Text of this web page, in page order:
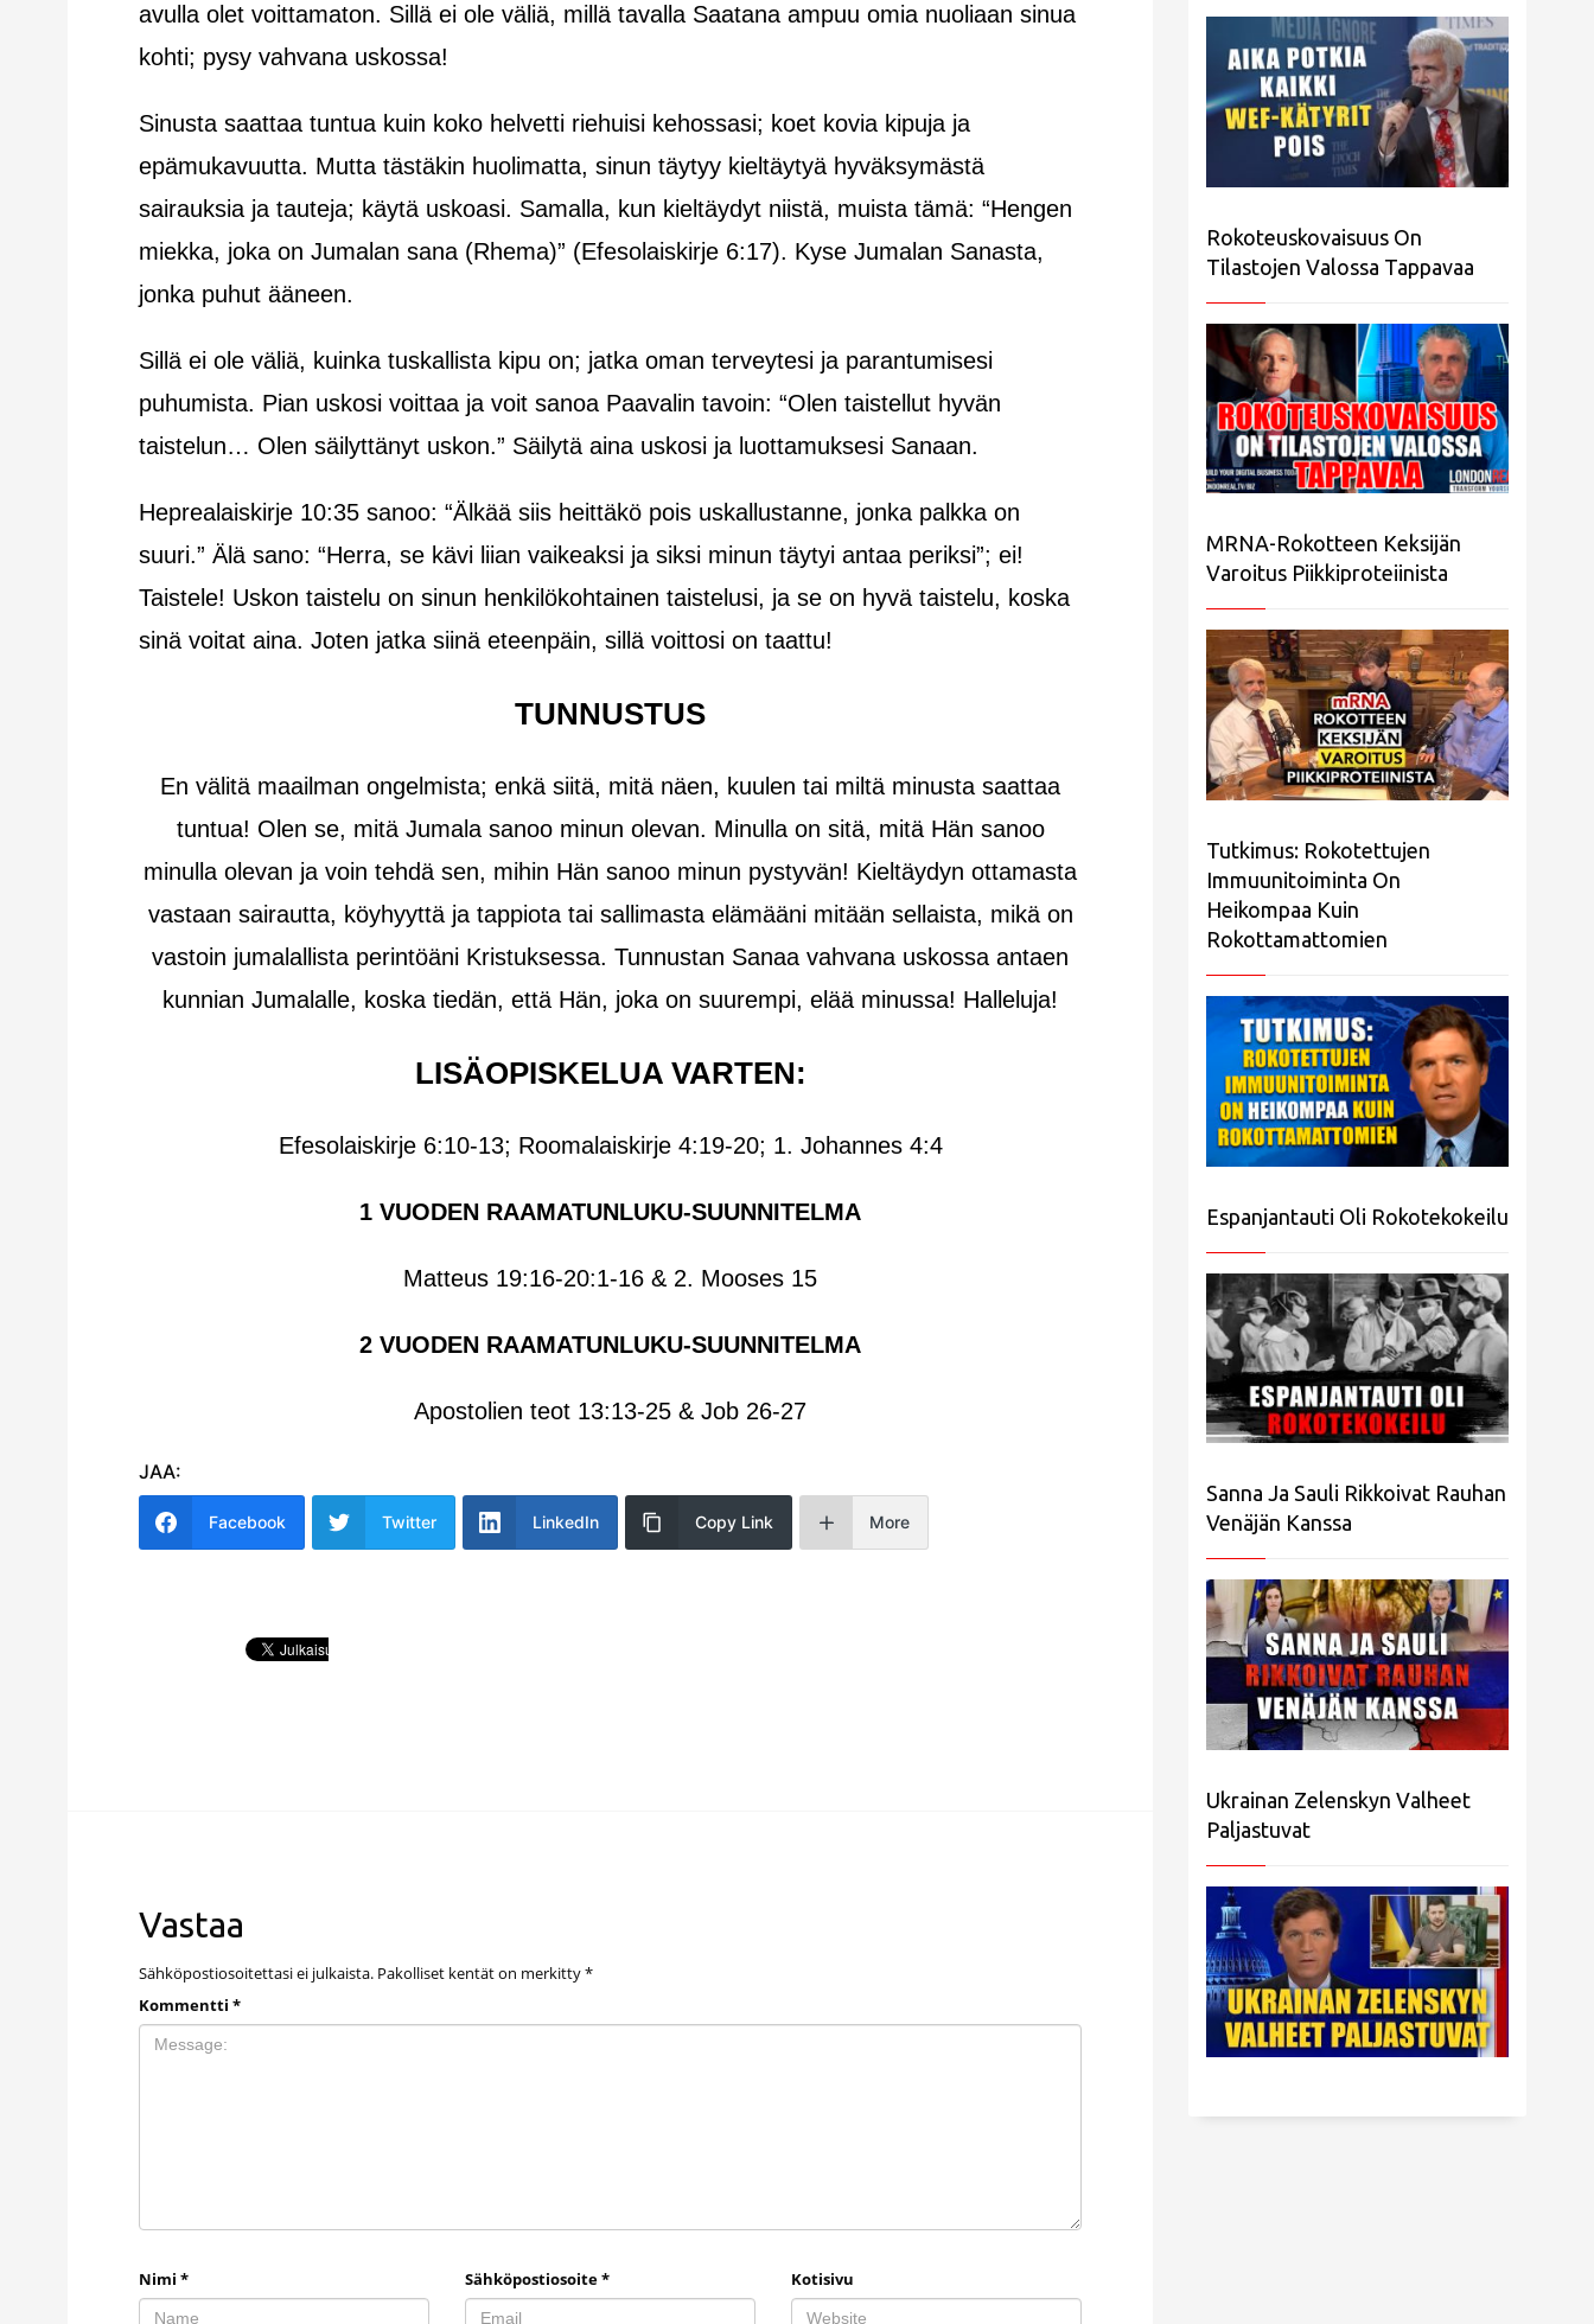
avulla olet voittamaton. Sillä ei ole väliä, millä tavalla Saatana ampuu omia nuoliaan sinua
kohti; pysy vahvana uskossa!
Sinusta saattaa tuntua kuin koko helvetti riehuisi kehossasi; koet kovia kipuja ja
epämukavuutta. Mutta tästäkin huolimatta, sinun täytyy kieltäytyä hyväksymästä
sairauksia ja tauteja; käytä uskoasi. Samalla, kun kieltäydyt niistä, muista tämä: “Hengen
miekka, joka on Jumalan sana (Rhema)” (Efesolaiskirje 6:17). Kyse Jumalan Sanasta,
jonka puhut ääneen.
Sillä ei ole väliä, kuinka tuskallista kipu on; jatka oman terveytesi ja parantumisesi
puhumista. Pian uskosi voittaa ja voit sanoa Paavalin tavoin: “Olen taistellut hyvän
taistelun… Olen säilyttänyt uskon.” Säilytä aina uskosi ja luottamuksesi Sanaan.
Heprealaiskirje 10:35 sanoo: “Älkää siis heittäkö pois uskallustanne, jonka palkka on
suuri.” Älä sano: “Herra, se kävi liian vaikeaksi ja siksi minun täytyi antaa periksi”; ei!
Taistele! Uskon taistelu on sinun henkilökohtainen taistelusi, ja se on hyvä taistelu, koska
sinä voitat aina. Joten jatka siinä eteenpäin, sillä voittosi on taattu!
TUNNUSTUS
En välitä maailman ongelmista; enkä siitä, mitä näen, kuulen tai miltä minusta saattaa
tuntua! Olen se, mitä Jumala sanoo minun olevan. Minulla on sitä, mitä Hän sanoo
minulla olevan ja voin tehdä sen, mihin Hän sanoo minun pystyvän! Kieltäydyn ottamasta
vastaan sairautta, köyhyyttä ja tappiota tai sallimasta elämääni mitään sellaista, mikä on
vastoin jumalallista perintöäni Kristuksessa. Tunnustan Sanaa vahvana uskossa antaen
kunnian Jumalalle, koska tiedän, että Hän, joka on suurempi, elää minussa! Halleluja!
LISÄOPISKELUA VARTEN:
Efesolaiskirje 6:10-13; Roomalaiskirje 4:19-20; 1. Johannes 4:4
1 VUODEN RAAMATUNLUKU-SUUNNITELMA
Matteus 19:16-20:1-16 & 2. Mooses 15
2 VUODEN RAAMATUNLUKU-SUUNNITELMA
Apostolien teot 13:13-25 & Job 26-27
JAA:
Facebook Twitter LinkedIn Copy Link More
Vastaa
Sähköpostiosoitettasi ei julkaista. Pakolliset kentät on merkitty*
Kommentti *
Nimi * Sähköpostiosoite* Kotisivu
Rokoteuskovaisuus On
Tilastojen Valossa Tappavaa
MRNA-Rokotteen Keksijän
Varoitus Piikkiproteiinista
Tutkimus: Rokotettujen
Immuunitoiminta On
Heikompaa Kuin
Rokottamattomien
Espanjantauti Oli Rokotekokeilu
Sanna Ja Sauli Rikkoivat Rauhan
Venäjän Kanssa
Ukrainan Zelenskyn Valheet
Paljastuvat